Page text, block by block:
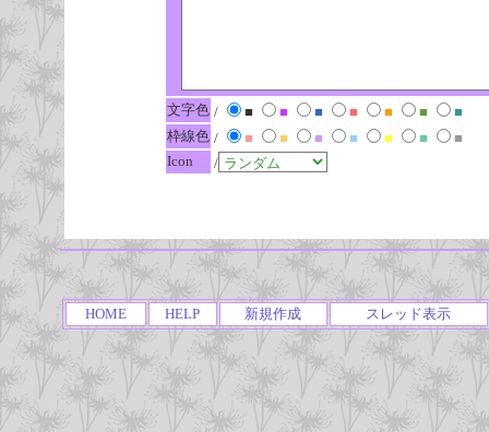
文字色 / ■ ■ ■ ■ ■ ■
■
枠線色 / ■ ■ ■ ■ ■ ■
■
Icon
/
HOME HELP 新規作成 スレッド表示